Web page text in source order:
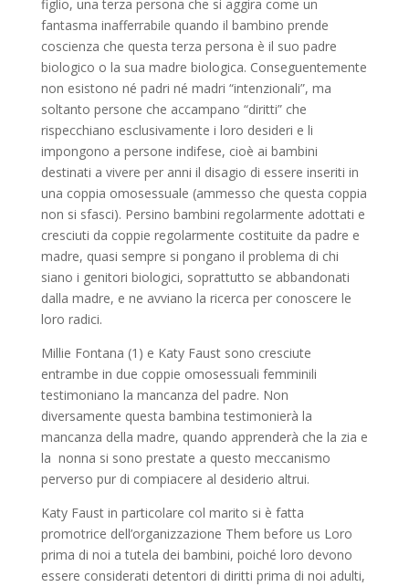
figlio, una terza persona che si aggira come un
fantasma inafferrabile quando il bambino prende
coscienza che questa terza persona è il suo padre
biologico o la sua madre biologica. Conseguentemente
non esistono né padri né madri “intenzionali”, ma
soltanto persone che accampano “diritti” che
rispecchiano esclusivamente i loro desideri e li
impongono a persone indifese, cioè ai bambini
destinati a vivere per anni il disagio di essere inseriti in
una coppia omosessuale (ammesso che questa coppia
non si sfasci). Persino bambini regolarmente adottati e
cresciuti da coppie regolarmente costituite da padre e
madre, quasi sempre si pongano il problema di chi
siano i genitori biologici, soprattutto se abbandonati
dalla madre, e ne avviano la ricerca per conoscere le
loro radici.
Millie Fontana (1) e KatyFaust sono cresciute
entrambe in due coppie omosessuali femminili
testimoniano la mancanza del padre. Non
diversamente questa bambina testimonierà la
mancanza della madre, quando apprenderà che la zia e
la nonna si sono prestate a questo meccanismo
perverso pur di compiacere al desiderio altrui.
KatyFaust in particolare col marito si è fatta
promotrice dell’organizzazione Them before us Loro
prima di noi a tutela dei bambini, poiché loro devono
essere considerati detentori di diritti prima di noi adulti,